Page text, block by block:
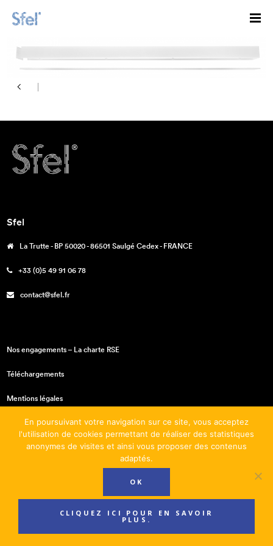
Sfel
La Trutte - BP 50020 - 86501 Saulgé Cedex - FRANCE
+33 (0)5 49 91 06 78
contact@sfel.fr
Nos engagements – La charte RSE
Téléchargements
Mentions légales
Conditions générales de vente
En poursuivant votre navigation sur ce site, vous acceptez
l'utilisation de cookies permettant de réaliser des statistiques
anonymes de visites et ainsi vous proposer des contenus
adaptés.
OK
CLIQUEZ ICI POUR EN SAVOIR
PLUS.